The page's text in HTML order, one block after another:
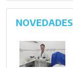
NOVEDADES